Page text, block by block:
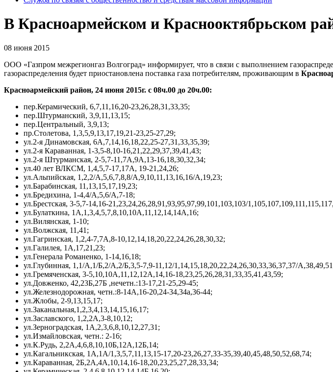
В Красноармейском и Краснооктябрьском
08 июня 2015
ООО «Газпром межрегионгаз Волгоград» информирует, что в связи с выполнением
газораспределения будет приостановлена поставка газа потребителям, проживающим в
Красноармейский район, 24 июня 2015г. с 08ч.00 до 20ч.00:
пер.Керамический, 6,7,11,16,20-23,26,28,31,33,35;
пер.Штурманский, 3,9,11,13,15;
пер.Центральный, 3,9,13;
пр.Столетова, 1,3,5,9,13,17,19,21-23,25-27,29;
ул.2-я Динамовская, 6А,7,14,16,18,22,25-27,31,33,35,39;
ул.2-я Караванная, 1-3,5-8,10-16,21,22,29,37,39,41,43;
ул.2-я Штурманская, 2-5,7-11,7А,9А,13-16,18,30,32,34;
ул.40 лет ВЛКСМ, 1,4,5,7-17,17А, 19-21,24,26;
ул.Альпийская, 1,2,2/А,5,6,7,8,8/А,9,10,11,13,16,16/А,19,23;
ул.Барабинская, 11,13,15,17,19,23;
ул.Бредихина, 1-4,4/А,5,6/А,7-18;
ул.Брестская, 3-5,7-14,16-21,23,24,26,28,91,93,95,97,99,101,103,103/
ул.Булаткина, 1А,1,3,4,5,7,8,10,10А,11,12,14,14А,16;
ул.Вилянская, 1-10;
ул.Волжская, 11,41;
ул.Гагринская, 1,2,4-7,7А,8-10,12,14,18,20,22,24,26,28,30,32;
ул.Галилея, 1А,17,21,23;
ул.Генерала Романенко, 1-14,16,18;
ул.Глубинная, 1,1/А,1/Б,2/А,2/Б,3,5-7,9-11,12/1,14,15,18,20,22,24,26,30,33,36,37,37/
ул.Гремяченская, 3-5,10,10А,11,12,12А,14,16-18,23,25,26,28,31,33,35,41,43,59;
ул.Довженко, 42,23Б,27Б ,нечетн.:13-17,21-25,29-45;
ул.Железнодорожная, четн.:8-14А,16-20,24-34,34а,36-44;
ул.Жлобы, 2-9,13,15,17;
ул.Заканальная,1,2,3,4,13,14,15,16,17;
ул.Заславского, 1,2,2А,3-8,10,12;
ул.Зерноградская, 1А,2,3,6,8,10,12,27,31;
ул.Измайловская, четн.: 2-16;
ул.К.Рудь, 2,2А,4,6,8,10,10Б,12А,12Б,14;
ул.Кагальникская, 1А,1А/1,3,5,7,11,13,15-17,20-23,26,27,33-35,39,40,45,48,50,52,68,74;
ул.Караванная, 2Б,2А,4А,10,14,16-18,20,23,25,27,28,33,34;